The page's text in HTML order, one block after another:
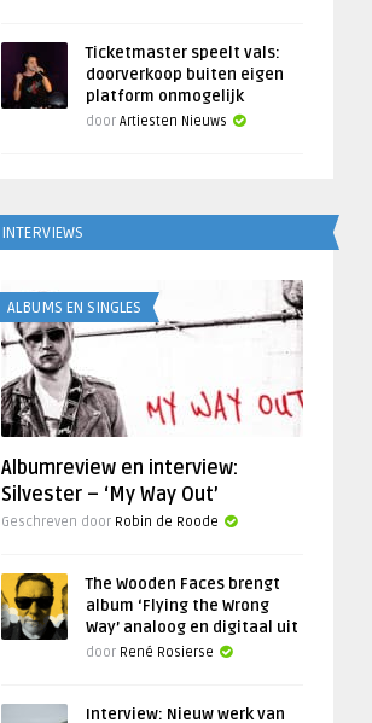
Ticketmaster speelt vals:
doorverkoop buiten eigen
platform onmogelijk
door Artiesten Nieuws
INTERVIEWS
ALBUMS EN SINGLES
Albumreview en interview:
Silvester – ‘My Way Out’
Geschreven door Robin de Roode
The Wooden Faces brengt
album ‘Flying the Wrong
Way’ analoog en digitaal uit
door René Rosierse
Interview: Nieuw werk van